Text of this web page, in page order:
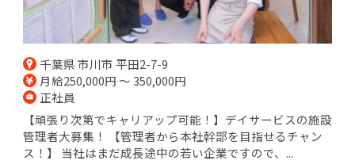
千葉県 市川市 平田2-7-9
月給250,000円 ～ 350,000円
正社員
【頑張り次第でキャリアップ可能！】デイサービスの施設
管理者大募集！ 【管理者から本社幹部を目指せるチャン
ス！】 当社はまだ成長途中の若い企業ですので、...